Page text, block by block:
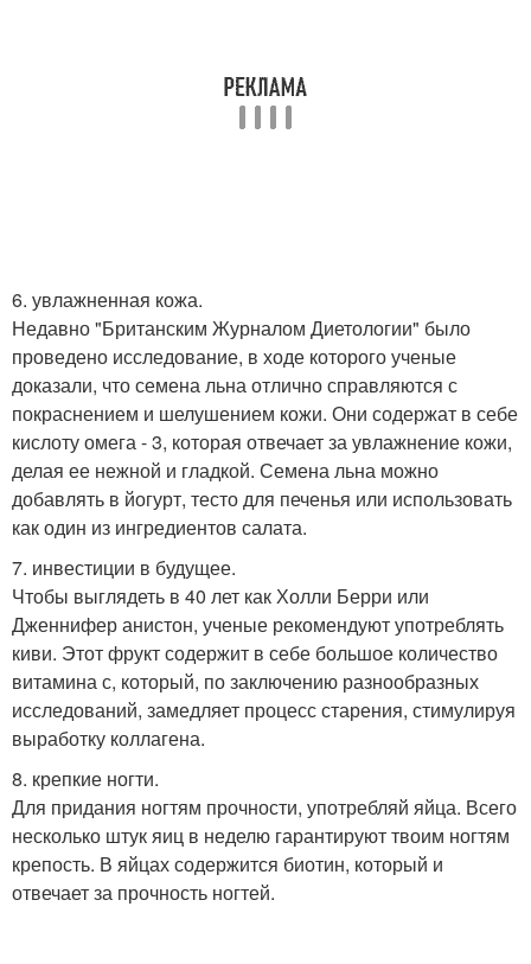
6. увлажненная кожа.
Недавно "Британским Журналом Диетологии" было
проведено исследование, в ходе которого ученые
доказали, что семена льна отлично справляются с
покраснением и шелушением кожи. Они содержат в себе
кислоту омега - 3, которая отвечает за увлажнение кожи,
делая ее нежной и гладкой. Семена льна можно
добавлять в йогурт, тесто для печенья или использовать
как один из ингредиентов салата.
7. инвестиции в будущее.
Чтобы выглядеть в 40 лет как Холли Берри или
Дженнифер анистон, ученые рекомендуют употреблять
киви. Этот фрукт содержит в себе большое количество
витамина с, который, по заключению разнообразных
исследований, замедляет процесс старения, стимулируя
выработку коллагена.
8. крепкие ногти.
Для придания ногтям прочности, употребляй яйца. Всего
несколько штук яиц в неделю гарантируют твоим ногтям
крепость. В яйцах содержится биотин, который и
отвечает за прочность ногтей.